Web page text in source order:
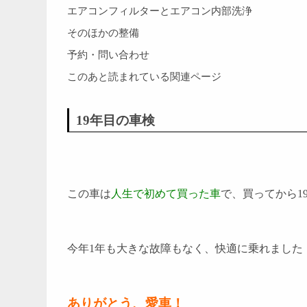
エアコンフィルターとエアコン内部洗浄
そのほかの整備
予約・問い合わせ
このあと読まれている関連ページ
19年目の車検
この車は 人生で初めて買った車で、買ってから
今年1年も大きな故障もなく、快適に乗れました
ありがとう、愛車！